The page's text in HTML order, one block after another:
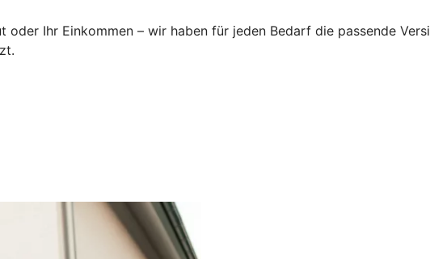
oder Ihr Einkommen – wir haben für jeden Bedarf die passende